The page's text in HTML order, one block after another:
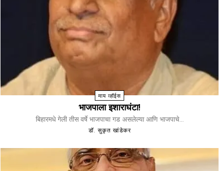
माय व्हॉईस
भाजपाला इशाराघंटा!
बिहारमधे गेली तीस वर्षे भाजपाचा गड असलेल्या आणि भाजपाचे...
डॉ. सुकृत खांडेकर